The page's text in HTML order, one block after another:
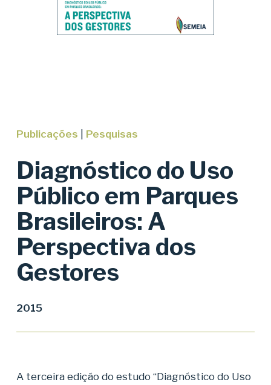
Publicações Pesquisas
Diagnóstico do Uso
Público em Parques
Brasileiros: A
Perspectiva dos
Gestores
2015
A terceira edição do estudo “Diagnóstico do Uso